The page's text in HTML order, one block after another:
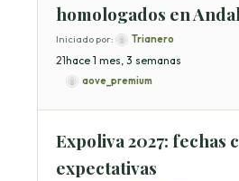
homologados en
Iniciado por: Trianero
21hace 1 mes, 3 semanas
aove_premium
Expoliva 2027: fechas
expectativas